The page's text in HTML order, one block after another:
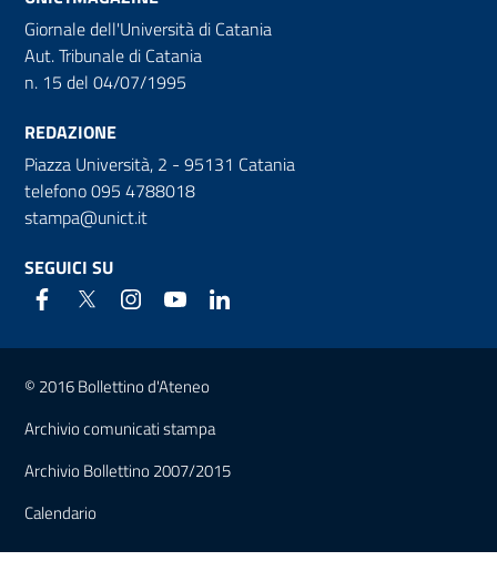
Giornale dell'Università di Catania
Aut. Tribunale di Catania
n. 15 del 04/07/1995
REDAZIONE
Piazza Università, 2 - 95131 Catania
telefono 095 4788018
stampa@unict.it
SEGUICI SU
Link e informazioni utili
© 2016 Bollettino d'Ateneo
Archivio comunicati stampa
Archivio Bollettino 2007/2015
Calendario